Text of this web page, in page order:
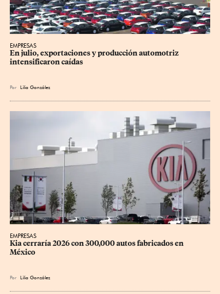
EMPRESAS
En julio, exportaciones y producción automotriz
intensificaron caídas
Por Lilia González
EMPRESAS
Kia cerraría 2026 con 300,000 autos fabricados en
México
Por Lilia González